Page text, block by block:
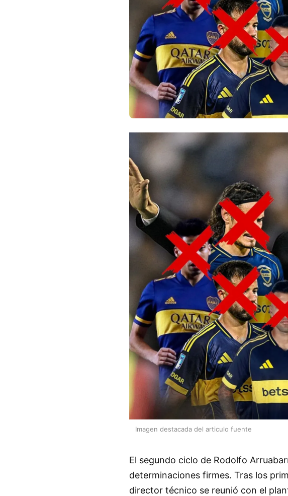
Imagen destacada del articulo fuente
El segundo ciclo de Rodolfo
determinaciones firmes. Tras los
director técnico se reunió con el